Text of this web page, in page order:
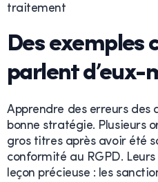
traitement
Des exemples
parlent d’eux-
Apprendre des erreurs des
bonne stratégie. Plusieurs
gros titres après avoir été
conformité au RGPD.
leçon précieuse : les